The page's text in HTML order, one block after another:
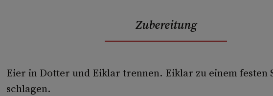
Zubereitung
Eier in Dotter und Eiklar trennen. Eiklar zu einem festen
schlagen.